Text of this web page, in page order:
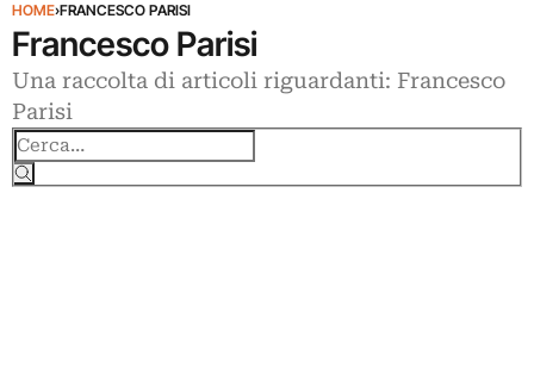
HOME›FRANCESCO PARISI
Francesco Parisi
Una raccolta di articoli riguardanti: Francesco
Parisi